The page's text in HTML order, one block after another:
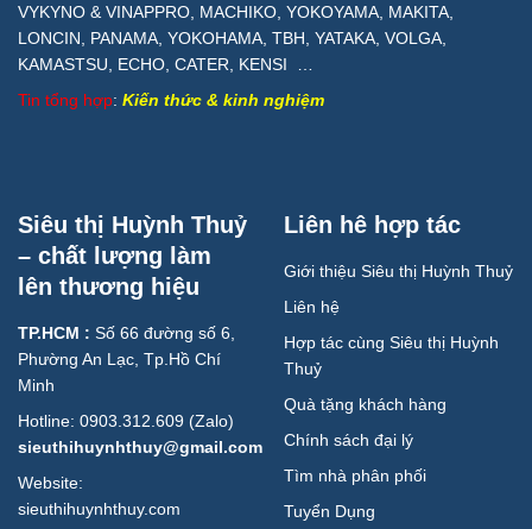
VYKYNO & VINAPPRO, MACHIKO, YOKOYAMA, MAKITA,
LONCIN, PANAMA, YOKOHAMA, TBH, YATAKA, VOLGA,
KAMASTSU, ECHO, CATER, KENSI …
Tin tổng hợp: Kiến thức & kinh nghiệm
Siêu thị Huỳnh Thuỷ
– chất lượng làm
lên thương hiệu
TP.HCM : Số 66 đường số 6,
Phường An Lạc, Tp.Hồ Chí
Minh
Hotline: 0903.312.609 (Zalo)
sieuthihuynhthuy@gmail.com
Website:
sieuthihuynhthuy.com
Liên hê hợp tác
Giới thiệu Siêu thị Huỳnh Thuỷ
Liên hệ
Hợp tác cùng Siêu thị Huỳnh
Thuỷ
Quà tặng khách hàng
Chính sách đại lý
Tìm nhà phân phối
Tuyển Dụng